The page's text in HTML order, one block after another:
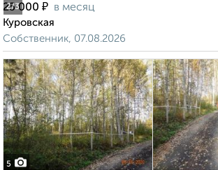
2/3
25 000 ₽ в месяц
Куровская
Собственник, 07.08.2026
5